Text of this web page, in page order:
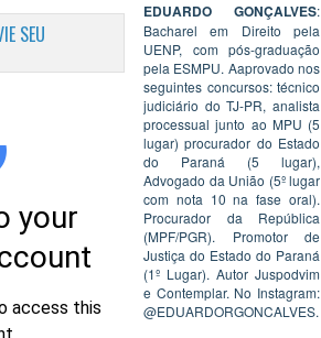
SEU
EDUARDO GONÇALVES:
Bacharel em Direito pela
UENP, com pós-graduação
pela ESMPU. Aaprovado nos
seguintes concursos: técnico
judiciário do TJ-PR, analista
processual junto ao MPU (5
lugar) procurador do Estado
do Paraná (5 lugar),
Advogado da União (5º lugar
com nota 10 na fase oral).
Procurador da República
(MPF/PGR). Promotor de
Justiça do Estado do Paraná
(1º Lugar). Autor Juspodvim
e Contemplar. No Instagram:
@EDUARDORGONCALVES.